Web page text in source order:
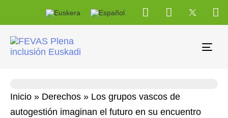
Inicio » Derechos » Los grupos vascos de
autogestión imaginan el futuro en su encuentro